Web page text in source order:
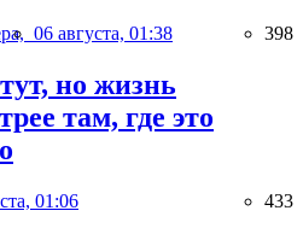
06 августа, 01:38 398
но жизнь
там, где это
01:06 433